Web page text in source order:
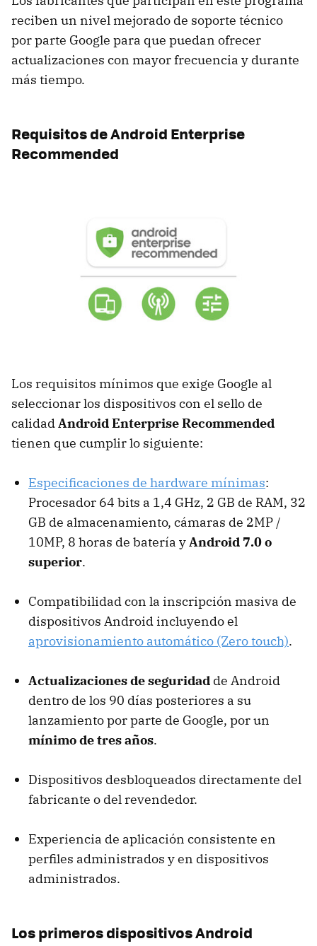
reciben un nivel mejorado de soporte técnico
por parte Google para que puedan ofrecer
actualizaciones con mayor frecuencia y durante
más tiempo.
Requisitos de Android Enterprise
Recommended
Los requisitos mínimos que exige Google al
seleccionar los dispositivos con el sello de
calidad Android Enterprise Recommended
tienen que cumplir lo siguiente:
Especificaciones de hardware mínimas:
Procesador 64 bits a 1,4 GHz, 2 GB de RAM, 32
GB de almacenamiento, cámaras de 2MP /
10MP, 8 horas de batería y Android 7.0 o
superior.
Compatibilidad con la inscripción masiva de
dispositivos Android incluyendo el
aprovisionamiento automático (Zero touch).
Actualizaciones de seguridad de Android
dentro de los 90 días posteriores a su
lanzamiento por parte de Google, por un
mínimo de tres años.
Dispositivos desbloqueados directamente del
fabricante o del revendedor.
Experiencia de aplicación consistente en
perfiles administrados y en dispositivos
administrados.
Los primeros dispositivos Android